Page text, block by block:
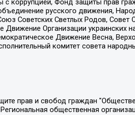
с коррупцией, Фонд защиты прав
русского движения,
Советских Светлых Родов, Совет
Организации украинских
Движение Весна,
комитет совета
Александрович, Общество с ограниченной ответственностью "Нобелевский призыв", Гималова Регина Эмилевна, Григорьев Андрей Валерьевич, Григорьева Алина Александровна, Ассоциация по содействию защите прав призывников, альтернативнослужащих и военнослужащих "Правозащитная группа "Гражданин.Армия.Право", Хисамова Регина Фаритовна, Автономная некоммерческая организация по реализации социально-правовых программ "Лилит", Дальневосточное общественное движение "Маяк", Санкт-Петербургская ЛГБТ-инициативная группа "Выход", Инициативная группа ЛГБТ+ "Реверс", Алексеев Андрей Викторович, Бекбулатова Таисия Львовна, Беляев Иван Михайлович, Владыкина Елена Сергеевна, Гельман Марат Александрович, Никульшина Вероника Юрьевна, Толоконникова Надежда Андреевна, Шендерович Виктор Анатольевич, Общество с ограниченной ответственностью "Данное сообщение", Общество с ограниченной ответственностью Издательский дом "Новая глава", Айнбиндер Александра Александровна, Московский комьюнити-центр для ЛГБТ+инициатив, Благотворительный фонд развития филантропии, Deutsche Welle (Германия, Kurt-Schumacher-Strasse 3, 53113 Bonn), Борзунова Мария Михайловна, Воробьев Виктор Викторович, Голубева Анна Львовна, Константинова Алла Михайловна, Малкова Ирина Владимировна, Мурадов Мурад Абдулгалимович, Осетинская Елизавета Николаевна, Понасенков Евгений Николаевич, Ганапольский Матвей Юрьевич, Киселев Евгений Алексеевич, Борухович Ирина Григорьевна, Дремин Иван Тимофеевич, Дубровский Дмитрий Викторович, Красноярская региональная общественная организация поддержки и развития альтернативных образовательных технологий и межкультурных коммуникаций "ИНТЕРРА", Маяковская Екатерина Алексеевна, Фейгин Марк Захарович, Филимонов Андрей Викторович, Дзугкоева Регина Николаевна, Доброхотов Роман Александрович, Дудь Юрий Александрович, Елкин Сергей Владимирович, Кругликов Кирилл Игоревич, Сабунаева Мария Леонидовна, Семенов Алексей Владимирович, Шаинян Карен Багратович, Шульман Екатерина Михайловна, Асафьев Артур Валерьевич, Вахштайн Виктор Семенович, Венедиктов Алексей Алексеевич, Лушникова Екатерина Евгеньевна, Волков Леонид Михайлович, Невзоров Александр Глебович, Пархоменко Сергей Борисович, Сироткин